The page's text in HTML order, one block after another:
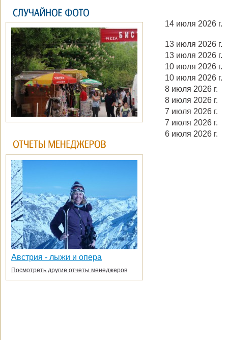
Австрия - лыжи и опера
Посмотреть другие отчеты менеджеров
14 июля 2026 г.
13 июля 2026 г.
13 июля 2026 г.
10 июля 2026 г.
10 июля 2026 г.
8 июля 2026 г.
8 июля 2026 г.
7 июля 2026 г.
7 июля 2026 г.
6 июля 2026 г.